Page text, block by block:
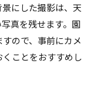
にした撮影は、天
真を残せます。園
ので、事前にカメ
ことをおすすめし